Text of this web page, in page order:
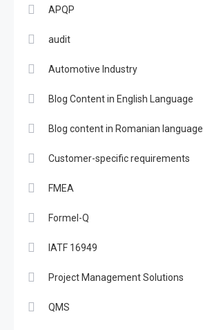
APQP
audit
Automotive Industry
Blog Content in English Language
Blog content in Romanian language
Customer-specific requirements
FMEA
Formel-Q
IATF 16949
Project Management Solutions
QMS